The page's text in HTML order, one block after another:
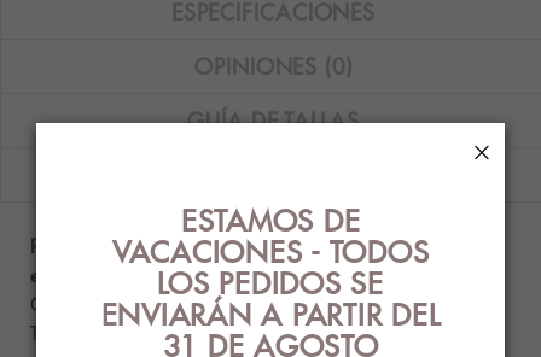
ESPECIFICACIONES
OPINIONES (0)
GUÍA DE TALLAS
Pijama de hombre Guasch de tejido de punto con
estampado de billar en color rojo y azul.
Composición: 100% algodón.
Tallas disponibles: XL.
ESTAMOS DE
VACACIONES - TODOS
LOS PEDIDOS SE
ENVIARÁN A PARTIR DEL
31 DE AGOSTO
×